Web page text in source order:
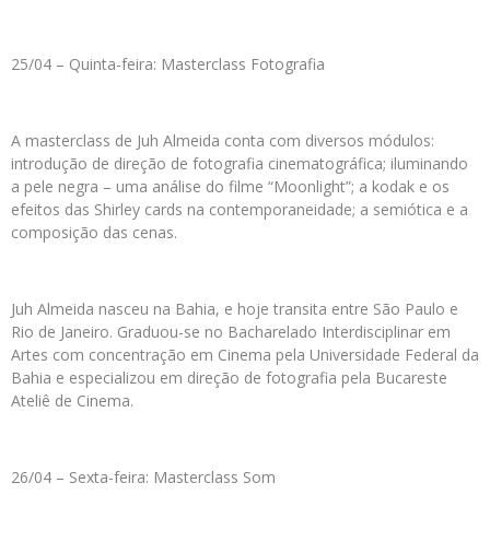
25/04 – Quinta-feira: Masterclass Fotografia
A masterclass de Juh Almeida conta com diversos módulos:
introdução de direção de fotografia cinematográfica; iluminando
a pele negra – uma análise do filme “Moonlight”; a kodak e os
efeitos das Shirley cards na contemporaneidade; a semiótica e a
composição das cenas.
Juh Almeida nasceu na Bahia, e hoje transita entre São Paulo e
Rio de Janeiro. Graduou-se no Bacharelado Interdisciplinar em
Artes com concentração em Cinema pela Universidade Federal da
Bahia e especializou em direção de fotografia pela Bucareste
Ateliê de Cinema.
26/04 – Sexta-feira: Masterclass Som